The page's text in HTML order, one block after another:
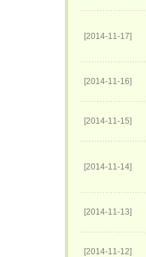
[2014-11-17]
[2014-11-16]
[2014-11-15]
[2014-11-14]
[2014-11-13]
[2014-11-12]